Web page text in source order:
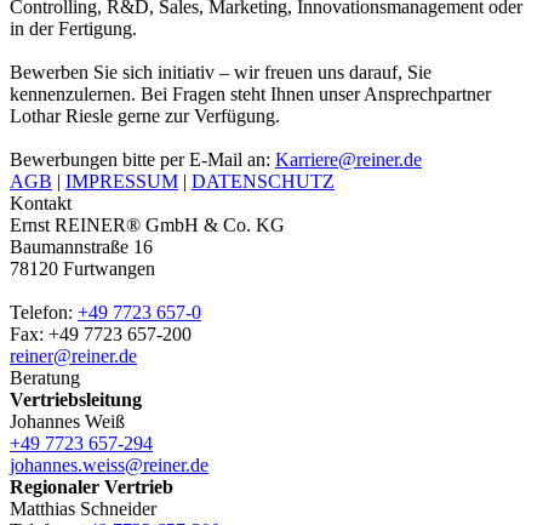
Controlling, R&D, Sales, Marketing, Innovationsmanagement oder
in der Fertigung.
Bewerben Sie sich initiativ – wir freuen uns darauf, Sie
kennenzulernen. Bei Fragen steht Ihnen unser Ansprechpartner
Lothar Riesle gerne zur Verfügung.
Bewerbungen bitte per E-Mail an: Karriere@reiner.de
AGB | IMPRESSUM | DATENSCHUTZ
Kontakt
Ernst REINER® GmbH & Co. KG
Baumannstraße 16
78120 Furtwangen
Telefon: +49 7723 657-0
Fax: +49 7723 657-200
reiner@reiner.de
Beratung
Vertriebsleitung
Johannes Weiß
+49 7723 657-294
johannes.weiss@reiner.de
Regionaler Vertrieb
Matthias Schneider